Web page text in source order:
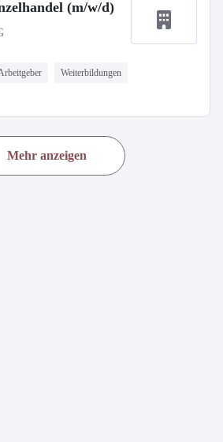
(m/w/d)
Weiterbildungen
Mehr anzeigen